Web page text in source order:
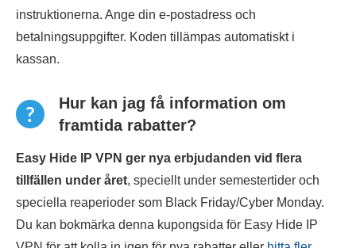
instruktionerna. Ange din e-postadress och
betalningsuppgifter. Koden tillämpas automatiskt i
kassan.
Hur kan jag få information om
framtida rabatter?
Easy Hide IP VPN ger nya erbjudanden vid flera
tillfällen under året, speciellt under semestertider och
speciella reaperioder som Black Friday/Cyber Monday.
Du kan bokmärka denna kupongsida för Easy Hide IP